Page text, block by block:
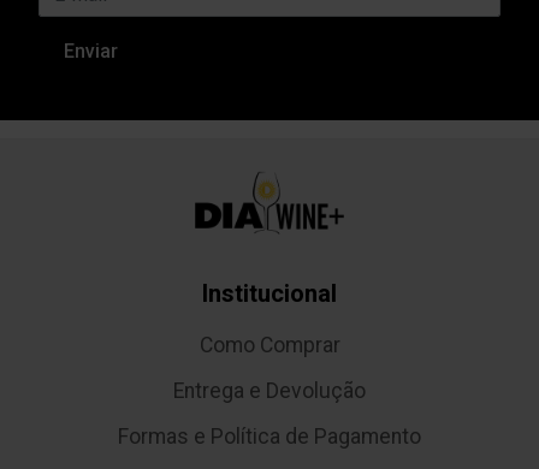
Institucional
Como Comprar
Entrega e Devolução
Formas e Política de Pagamento